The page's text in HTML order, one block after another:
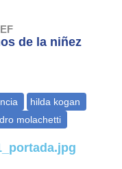
de la niñez